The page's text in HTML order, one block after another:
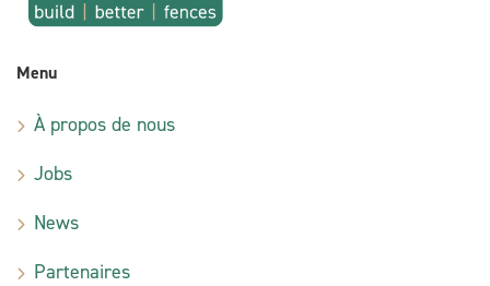
Menu
À propos de nous
Jobs
News
Partenaires